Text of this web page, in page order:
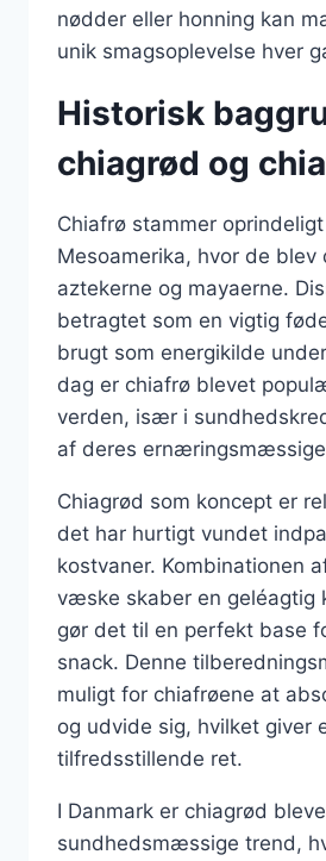
nødder eller honning kan
unik smagsoplevelse hver
Historisk
chiagrød og
Chiafrø stammer
Mesoamerika, hvor de blev
aztekerne og mayaerne.
betragtet som en vigtig
brugt som energikilde
dag er chiafrø blevet
verden, især i
af deres
Chiagrød som koncept er
det har hurtigt vundet
kostvaner. Kombinationen
væske skaber en geléagtig
gør det til en perfekt base
snack. Denne
muligt for chiafrøene at
og udvide sig, hvilket giver
tilfredsstillende ret.
I Danmark er chiagrød
sundhedsmæssige trend,